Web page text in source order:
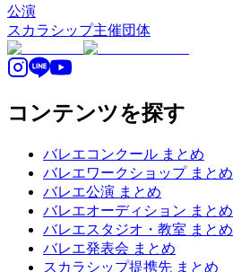
公演
スカラシップ主催団体
コンテンツを探す
バレエコンクール まとめ
バレエワークショップ まとめ
バレエ公演 まとめ
バレエオーディション まとめ
バレエスタジオ・教室 まとめ
バレエ発表会 まとめ
スカラシップ提携先 まとめ